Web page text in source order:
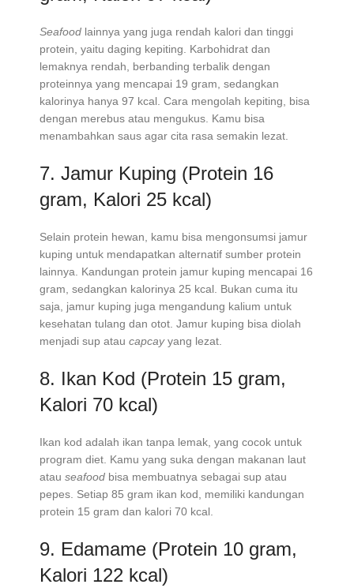
Seafood lainnya yang juga rendah kalori dan tinggi
protein, yaitu daging kepiting. Karbohidrat dan
lemaknya rendah, berbanding terbalik dengan
proteinnya yang mencapai 19 gram, sedangkan
kalorinya hanya 97 kcal. Cara mengolah kepiting, bisa
dengan merebus atau mengukus. Kamu bisa
menambahkan saus agar cita rasa semakin lezat.
7. Jamur Kuping (Protein 16
gram, Kalori 25 kcal)
Selain protein hewan, kamu bisa mengonsumsi jamur
kuping untuk mendapatkan alternatif sumber protein
lainnya. Kandungan protein jamur kuping mencapai 16
gram, sedangkan kalorinya 25 kcal. Bukan cuma itu
saja, jamur kuping juga mengandung kalium untuk
kesehatan tulang dan otot. Jamur kuping bisa diolah
menjadi sup atau capcayyang lezat.
8. Ikan Kod (Protein 15 gram,
Kalori 70 kcal)
Ikan kod adalah ikan tanpa lemak, yang cocok untuk
program diet. Kamu yang suka dengan makanan laut
atau seafood bisa membuatnya sebagai sup atau
pepes. Setiap 85 gram ikan kod, memiliki kandungan
protein 15 gram dan kalori 70 kcal.
9. Edamame (Protein 10 gram,
Kalori 122 kcal)